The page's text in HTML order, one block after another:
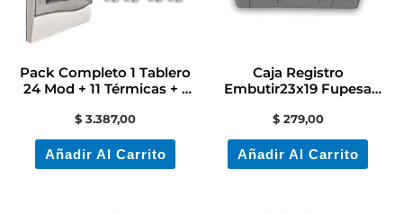
Pack Completo 1 Tablero
24 Mod + 11 Térmicas + 1
$ 3.387,00
Añadir Al Carrito
Caja Registro
Embutir23x19 Fupesa
$279,00
Añadir Al Carrito